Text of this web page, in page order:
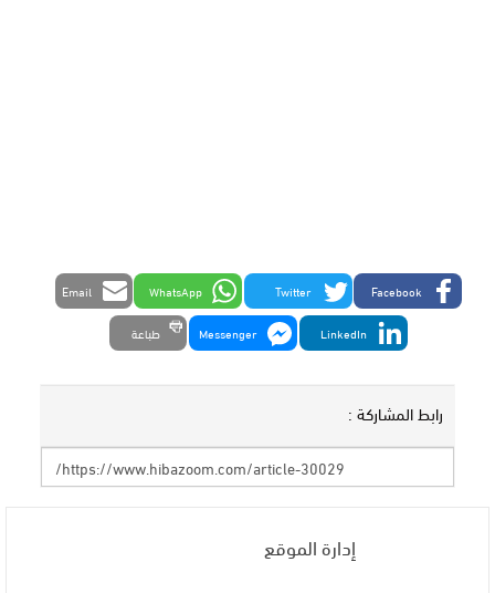
Facebook
Twitter
WhatsApp
Email
LinkedIn
Messenger طباعة
رابط المشاركة :
إدارة الموقع